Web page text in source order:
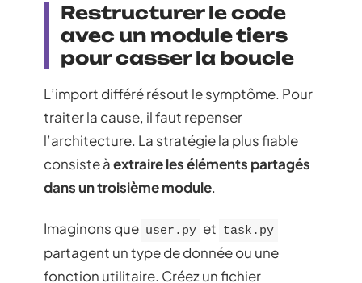
Restructurer le code
avec un module tiers
pour casser la boucle
L’import différé résout le symptôme. Pour
traiter la cause, il faut repenser
l’architecture. La stratégie la plus fiable
consiste àextraire les éléments partagés
dans un troisième module.
Imaginons que user.py et task.py
partagent un type de donnée ou une
fonction utilitaire. Créez un fichier